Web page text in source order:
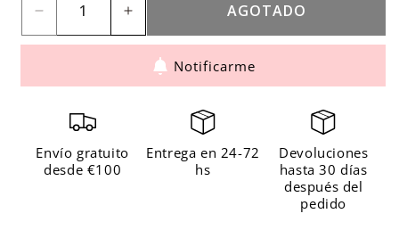
Reducir
cantidad
The
Cotton
Aumentar
cantidad
para
The
AGOTADO
Notificarme
Envío gratuito
desde €100
Entrega en 24-72
hs
Devoluciones
hasta 30 días
después del
pedido